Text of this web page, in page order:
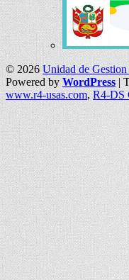
© 2026Unidad de
Powered byWordPress|
www.r4-usas.com,R4-DS